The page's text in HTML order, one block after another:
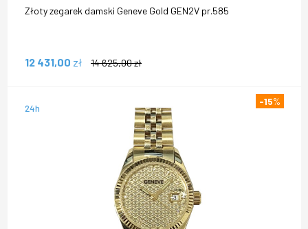
Złoty zegarek damski Geneve Gold GEN2V pr.585
12 431,00 zł 14 625,00zł
24h
-15%